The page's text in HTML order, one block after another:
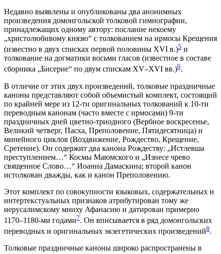
Недавно выявлены и опубликованы два анонимных
произведения домонгольской толковой гимнографии,
принадлежащих одному автору: послание некоему
„христолюбивому князю“ с толкованием на ирмосы Крещения
(известно в двух списках первой половины XVI в.)5 и
толкование на догматики восьми гласов (известное в составе
сборника „Бисерие“ по двум спискам XV–XVI вв.)6.
В отличие от этих двух произведений, толковые праздничные
каноны представляют собой объемистый комплект, состоящий
по крайней мере из 12-ти оригинальных толкований к 10-ти
переводным канонам (часто вместе с ирмосами) 9-ти
праздничных дней цветно-триодного (Вербное воскресенье,
Великий четверг, Пасха, Преполовение, Пятидесятница) и
минейного циклов (Воздвижение, Рождество, Крещение,
Сретение). Он содержит два канона Рождеству: „Истлевша
преступлением…“ Космы Маюмского и „Изнесе чрево
священное Слово…“ Иоанна Дамаскина; второй канон
истолкован дважды, как и канон Преполовению.
Этот комплект по совокупности языковых, содержательных и
интертекстуальных признаков атрибутирован тому же
иерусалимскому мниху Афанасию и датирован примерно
1170–1180-ми годами7. Он вписывается в ряд домонгольских
переводных и оригинальных экзегетических произведений8.
Толковые праздничные каноны широко распространены в